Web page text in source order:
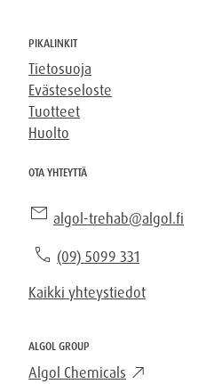
PIKALINKIT
Tietosuoja
Evästeseloste
Tuotteet
Huolto
OTA YHTEYTTÄ
mail algol-trehab@algol.fi
phone (09) 5099 331
Kaikki yhteystiedot
ALGOL GROUP
Algol Chemicals